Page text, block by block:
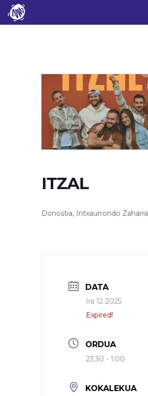
ITZAL
Donostia, Intxaurrondo Zaharra
DATA
Ira 12 2025
Expired!
ORDUA
23:30 - 1:00
KOKALEKUA